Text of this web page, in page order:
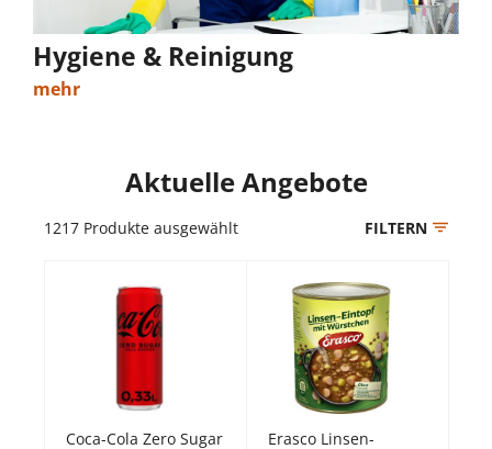
Hygiene & Reinigung
mehr
Aktuelle Angebote
1217 Produkte ausgewählt FILTERN
Coca-Cola Zero Sugar Erasco Linsen-